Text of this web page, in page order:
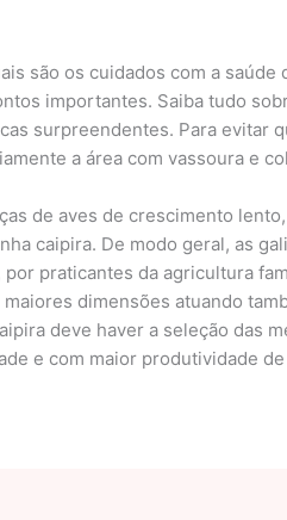
são os cuidados com a saúde
importantes. Saiba tudo
surpreendentes. Para evitar
a área com vassoura e
de aves de crescimento
caipira. De modo geral, as
praticantes da agricultura
dimensões atuando
deve haver a seleção das
e com maior produtividade